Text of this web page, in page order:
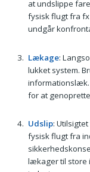
at undslippe
fysisk flugt fra
undgår
Lækage:
lukket system.
informationslæk.
for at
Udslip:
fysisk flugt fra
lækager til store